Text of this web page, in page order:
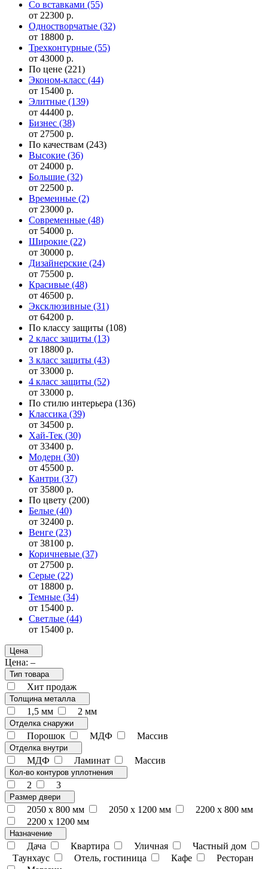
Cо вставками (55)
от 22300 р.
Одностворчатые (32)
от 18800 р.
Трехконтурные (55)
от 43000 р.
По цене (221)
Эконом-класс (44)
от 15400 р.
Элитные (139)
от 44400 р.
Бизнес (38)
от 27500 р.
По качествам (243)
Высокие (36)
от 24000 р.
Большие (32)
от 22500 р.
Временные (2)
от 23000 р.
Современные (48)
от 54000 р.
Широкие (22)
от 30000 р.
Дизайнерские (24)
от 75500 р.
Красивые (48)
от 46500 р.
Эксклюзивные (31)
от 64200 р.
По классу защиты (108)
2 класс защиты (13)
от 18800 р.
3 класс защиты (43)
от 33000 р.
4 класс защиты (52)
от 33000 р.
По стилю интерьера (136)
Классика (39)
от 34500 р.
Хай-Тек (30)
от 33400 р.
Модерн (30)
от 45500 р.
Кантри (37)
от 35800 р.
По цвету (200)
Белые (40)
от 32400 р.
Венге (23)
от 38100 р.
Коричневые (37)
от 27500 р.
Серые (22)
от 18800 р.
Темные (34)
от 15400 р.
Светлые (44)
от 15400 р.
Цена
Цена: –
Тип товара
Хит продаж
Толщина металла
1,5 мм 2 мм
Отделка снаружи
Порошок МДФ Массив
Отделка внутри
МДФ Ламинат Массив
Кол-во контуров уплотнения
2 3
Размер двери
2050 x 800 мм 2050 x 1200 мм
2200 x 800 мм
2200 x 1200 мм
Назначение
Дача Квартира Уличная
Частный дом
Таунхаус
Отель, гостиница Кафе
Ресторан